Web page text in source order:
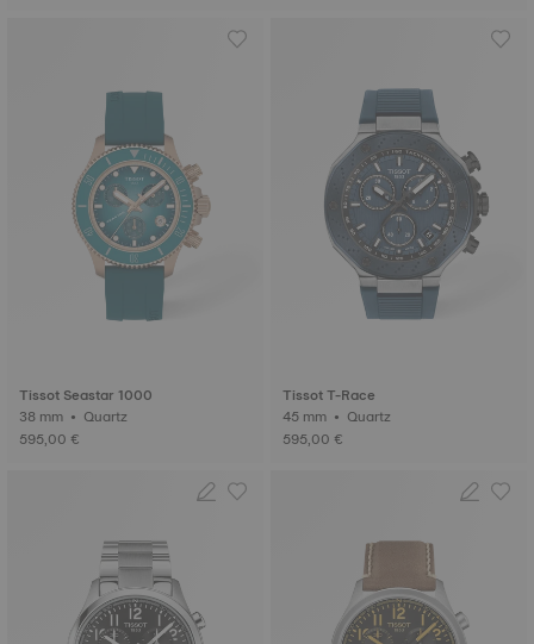
Tissot Seastar 1000
38 mm • Quartz
595,00 €
Tissot T-Race
45 mm • Quartz
595,00 €